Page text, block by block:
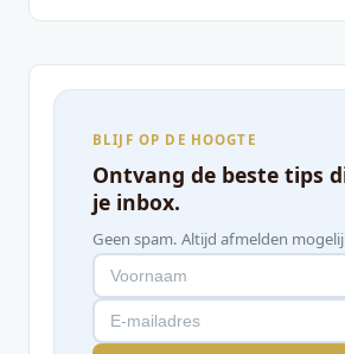
BLIJF OP DE HOOGTE
Ontvang de beste tips
je inbox.
Geen spam. Altijd afmelden